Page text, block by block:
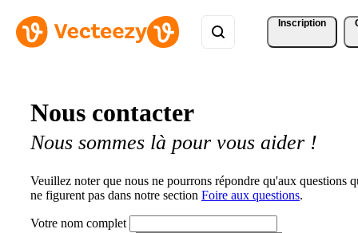
Inscription
Nous contacter
Nous sommes là pour vous aider !
Veuillez noter que nous ne pourrons répondre qu'aux questions
ne figurent pas dans notre section Foire aux questions.
Votre nom complet